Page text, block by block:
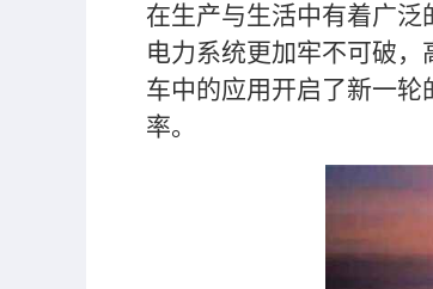
在生产与生活中有着广
电力系统更加牢不可破
车中的应用开启了新一
率。